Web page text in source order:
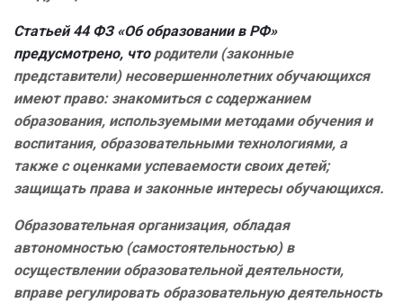
Статьей 44 ФЗ «Об образовании в РФ»
предусмотрено, что родители (законные
представители) несовершеннолетних обучающихся
имеют право: знакомиться с содержанием
образования, используемыми методами обучения и
воспитания, образовательными технологиями, а
также с оценками успеваемости своих детей;
защищать права и законные интересы обучающихся.
Образовательная организация, обладая
автономностью (самостоятельностью) в
осуществлении образовательной деятельности,
вправе регулировать образовательную деятельность